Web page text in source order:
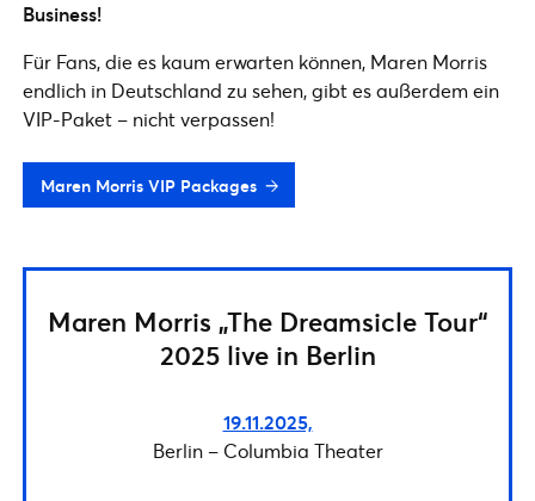
Business!
Für Fans, die es kaum erwarten können, Maren Morris
endlich in Deutschland zu sehen, gibt es außerdem ein
VIP-Paket – nicht verpassen!
Maren Morris VIP Packages
Maren Morris „The Dreamsicle Tour“
2025 live in Berlin
19.11.2025,
Berlin – Columbia Theater